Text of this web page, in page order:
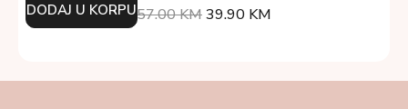
57.00KM39.90 KM
DODAJ U KORPU